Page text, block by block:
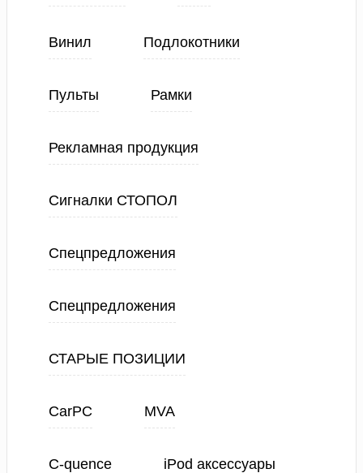
Винил Подлокотники
Пульты Рамки
Рекламная продукция
Сигналки СТОПОЛ
Спецпредложения
Спецпредложения
СТАРЫЕ ПОЗИЦИИ
CarPC MVA
C-quence iPod аксессуары